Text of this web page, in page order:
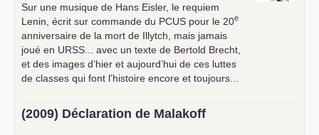
Sur une musique de Hans Eisler, le requiem
Lenin, écrit sur commande du PCUS pour le 20e
anniversaire de la mort de Illytch, mais jamais
joué en URSS ... avec un texte de Bertold Brecht,
et des images d’hier et aujourd’hui de ces luttes
de classes qui font l’histoire encore et toujours...
(2009) Déclaration de Malakoff